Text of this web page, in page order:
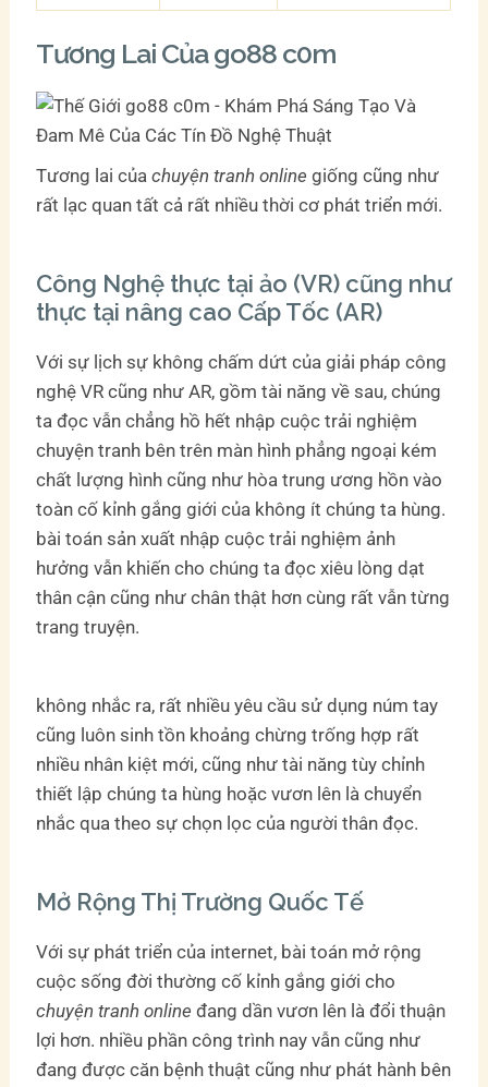
Tương Lai Của go88 c0m
Tương lai củachuyện tranh online giống cũng như
rất lạc quan tất cả rất nhiều thời cơ phát triển mới.
Công Nghệ thực tại ảo (VR) cũng như
thực tại nâng cao Cấp Tốc (AR)
Với sự lịch sự không chấm dứt của giải pháp công
nghệ VR cũng như AR, gồm tài năng về sau, chúng
ta đọc vẫn chẳng hồ hết nhập cuộc trải nghiệm
chuyện tranh bên trên màn hình phẳng ngoại kém
chất lượng hình cũng như hòa trung ương hồn vào
toàn cố kỉnh gắng giới của không ít chúng ta hùng.
bài toán sản xuất nhập cuộc trải nghiệm ảnh
hưởng vẫn khiến cho chúng ta đọc xiêu lòng dạt
thân cận cũng như chân thật hơn cùng rất vẫn từng
trang truyện.
không nhắc ra, rất nhiều yêu cầu sử dụng núm tay
cũng luôn sinh tồn khoảng chừng trống hợp rất
nhiều nhân kiệt mới, cũng như tài năng tùy chỉnh
thiết lập chúng ta hùng hoặc vươn lên là chuyển
nhắc qua theo sự chọn lọc của người thân đọc.
Mở Rộng Thị Trường Quốc Tế
Với sự phát triển của internet, bài toán mở rộng
cuộc sống đời thường cố kỉnh gắng giới cho
chuyện tranh online đang dần vươn lên là đổi thuận
lợi hơn. nhiều phần công trình nay vẫn cũng như
đang được căn bệnh thuật cũng như phát hành bên